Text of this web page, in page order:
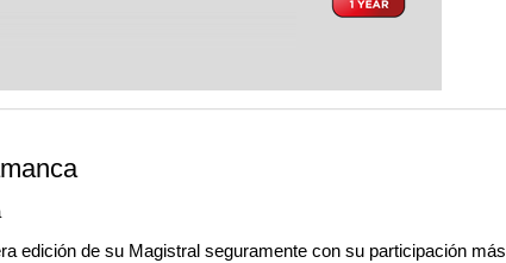
edición de su Magistral seguramente con su participación más